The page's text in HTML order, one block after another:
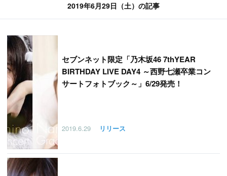
2019年6月29日（土）の記事
セブンネット限定「乃木坂46 7thYEAR
BIRTHDAY LIVE DAY4 ～西野七瀬卒業コン
サートフォトブック～」6/29発売！
2019.6.29 リリース